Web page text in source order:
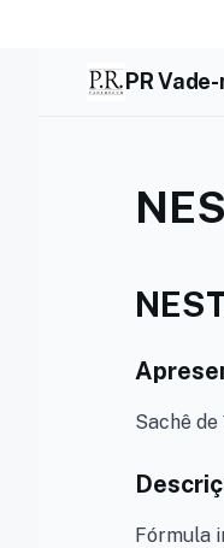
PR
Sachê
Fórmula